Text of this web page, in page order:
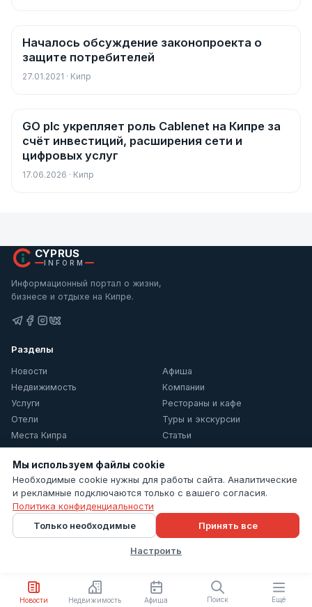
Новости
Началось обсуждение законопроекта о
защите потребителей
27.01.2021 · Кипр
Новости
GO plc укрепляет роль Cablenet на Кипре за
счёт инвестиций, расширения сети и
цифровых услуг
17.06.2026 · Кипр
CYPRUS
INFORM
Информационный портал о жизни,
бизнесе и отдыхе на Кипре.
Разделы
Новости
Афиша
Недвижимость
Компании
Услуги
Рестораны и кафе
Отели
Туры и экскурсии
Места Кипра
Статьи
Информация
Контакты
Политика конфиденциальности
Настройки cookie
© 2026 Cyprus Inform. Все права защищены.
Новости Недвижимость Афиша Поиск Ещё
Мы используем файлы cookie
Необходимые cookie нужны для работы сайта. Аналитические
и рекламные подключаются только с вашего согласия.
Политика конфиденциальности
Настроить
Только необходимые Принять все